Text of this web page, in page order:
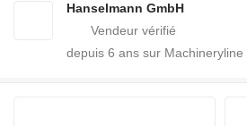
Hanselmann GmbH
depuis 6 ans sur Machineryline